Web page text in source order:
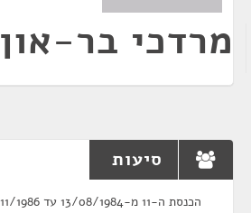
מרדכי בר-און
סיעות
הכנסת ה-11 מ-13/08/1984 עד 26/11/1986